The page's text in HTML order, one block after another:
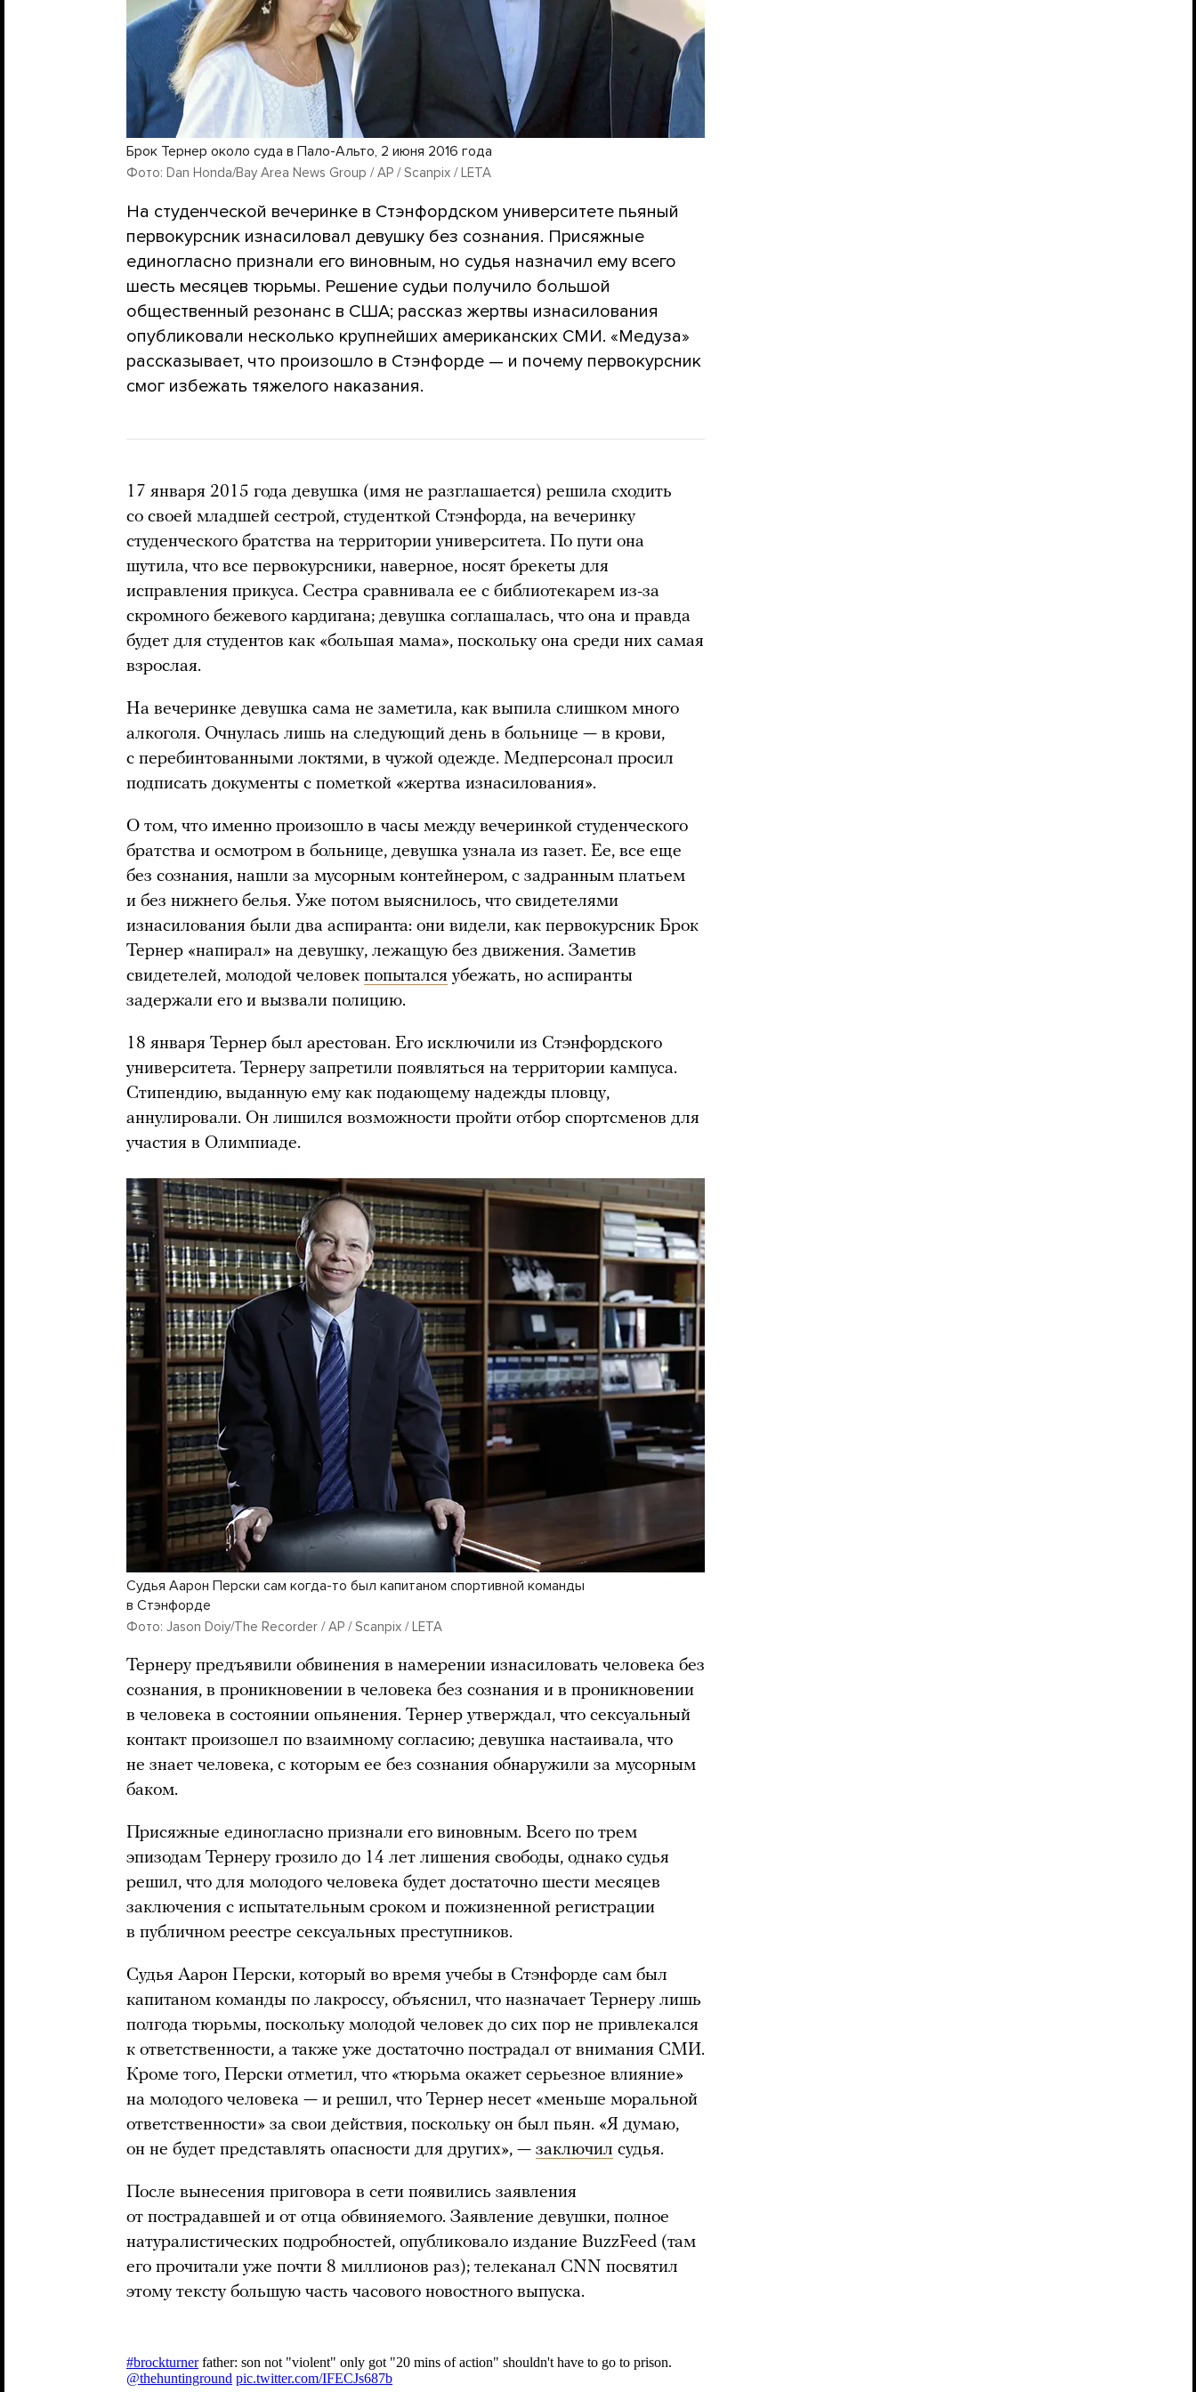
Брок Тернер около суда в Пало-Альто, 2 июня 2016 года
Фото: Dan Honda/Bay Area News Group / AP / Scanpix / LETA
На студенческой вечеринке в Стэнфордском университете пьяный
первокурсник изнасиловал девушку без сознания. Присяжные
единогласно признали его виновным, но судья назначил ему всего
шесть месяцев тюрьмы. Решение судьи получило большой
общественный резонанс в США; рассказ жертвы изнасилования
опубликовали несколько крупнейших американских СМИ. «Медуза»
рассказывает, что произошло в Стэнфорде — и почему первокурсник
смог избежать тяжелого наказания.
17 января 2015 года девушка (имя не разглашается) решила сходить
со своей младшей сестрой, студенткой Стэнфорда, на вечеринку
студенческого братства на территории университета. По пути она
шутила, что все первокурсники, наверное, носят брекеты для
исправления прикуса. Сестра сравнивала ее с библиотекарем из-за
скромного бежевого кардигана; девушка соглашалась, что она и правда
будет для студентов как «большая мама», поскольку она среди них самая
взрослая.
На вечеринке девушка сама не заметила, как выпила слишком много
алкоголя. Очнулась лишь на следующий день в больнице — в крови,
с перебинтованными локтями, в чужой одежде. Медперсонал просил
подписать документы с пометкой «жертва изнасилования».
О том, что именно произошло в часы между вечеринкой студенческого
братства и осмотром в больнице, девушка узнала из газет. Ее, все еще
без сознания, нашли за мусорным контейнером, с задранным платьем
и без нижнего белья. Уже потом выяснилось, что свидетелями
изнасилования были два аспиранта: они видели, как первокурсник Брок
Тернер «напирал» на девушку, лежащую без движения. Заметив
свидетелей, молодой человек попытался убежать, но аспиранты
задержали его и вызвали полицию.
18 января Тернер был арестован. Его исключили из Стэнфордского
университета. Тернеру запретили появляться на территории кампуса.
Стипендию, выданную ему как подающему надежды пловцу,
аннулировали. Он лишился возможности пройти отбор спортсменов для
участия в Олимпиаде.
Судья Аарон Перски сам когда-то был капитаном спортивной команды
в Стэнфорде
Фото: Jason Doiy/The Recorder / AP / Scanpix / LETA
Тернеру предъявили обвинения в намерении изнасиловать человека без
сознания, в проникновении в человека без сознания и в проникновении
в человека в состоянии опьянения. Тернер утверждал, что сексуальный
контакт произошел по взаимному согласию; девушка настаивала, что
не знает человека, с которым ее без сознания обнаружили за мусорным
баком.
Присяжные единогласно признали его виновным. Всего по трем
эпизодам Тернеру грозило до 14 лет лишения свободы, однако судья
решил, что для молодого человека будет достаточно шести месяцев
заключения с испытательным сроком и пожизненной регистрации
в публичном реестре сексуальных преступников.
Судья Аарон Перски, который во время учебы в Стэнфорде сам был
капитаном команды по лакроссу, объяснил, что назначает Тернеру лишь
полгода тюрьмы, поскольку молодой человек до сих пор не привлекался
к ответственности, а также уже достаточно пострадал от внимания СМИ.
Кроме того, Перски отметил, что «тюрьма окажет серьезное влияние»
на молодого человека — и решил, что Тернер несет «меньше моральной
ответственности» за свои действия, поскольку он был пьян. «Я думаю,
он не будет представлять опасности для других», — заключил судья.
После вынесения приговора в сети появились заявления
от пострадавшей и от отца обвиняемого. Заявление девушки, полное
натуралистических подробностей, опубликовало издание BuzzFeed (там
его прочитали уже почти 8 миллионов раз); телеканал CNN посвятил
этому тексту большую часть часового новостного выпуска.